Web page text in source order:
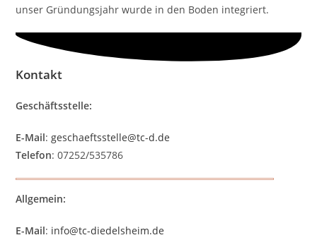
unser Gründungsjahr wurde in den Boden integriert.
Kontakt
Geschäftsstelle:
E-Mail: geschaeftsstelle@tc-d.de
Telefon: 07252/535786
Allgemein:
E-Mail: info@tc-diedelsheim.de